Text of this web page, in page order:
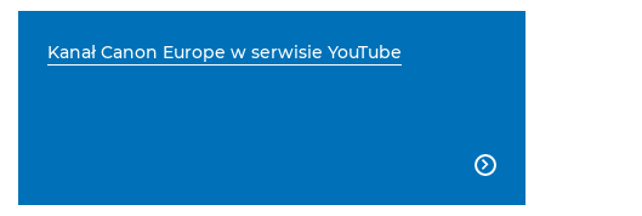
Kanał Canon Europe w serwisie YouTube
